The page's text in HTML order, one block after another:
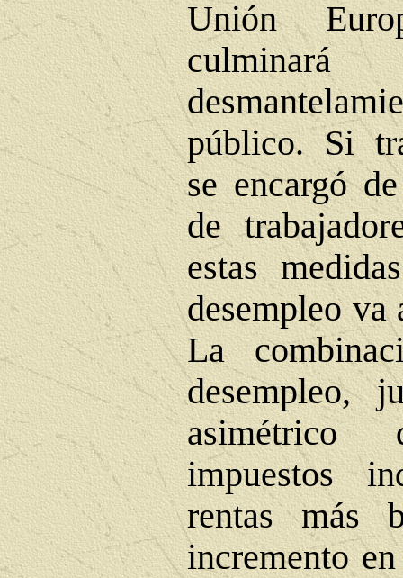
Unión
público. Si
se encargó
de
estas
desempleo va
La
desempleo,
impuestos
rentas más
incremento